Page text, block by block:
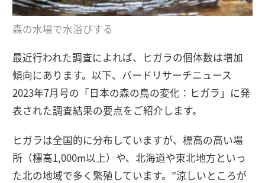
森の水場で水浴びする
最近行われた調査によれば、ヒガラの個体数は増加
傾向にあります。以下、バードリサーチニュース
2023年7月号の「日本の森の鳥の変化：ヒガラ」に発
表された調査結果の要点をご紹介します。
ヒガラは全国的に分布していますが、標高の高い場
所（標高1,000m以上）や、北海道や東北地方といっ
た北の地域で多く繁殖しています。”涼しいところが